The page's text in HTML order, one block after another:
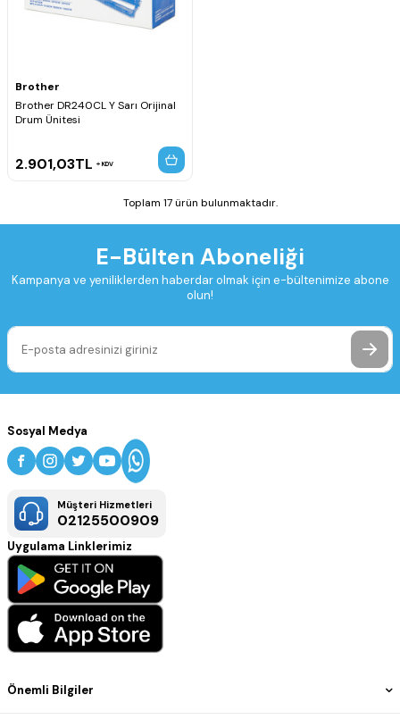
Brother
Brother DR240CL Y Sarı Orijinal
Drum Ünitesi
2.901,03TL KDV
Toplam 17 ürün bulunmaktadır.
E-Bülten Aboneliği
Kampanya ve yeniliklerden haberdar olmak için e-bültenimize abone
olun!
Önemli Bilgiler
Sosyal Medya
Müşteri Hizmetleri
02125500909
Uygulama Linklerimiz